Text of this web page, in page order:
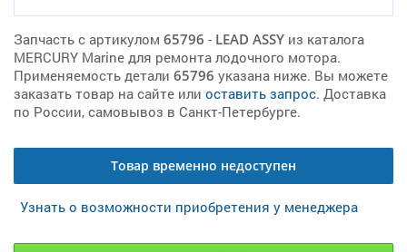
Запчасть с артикулом 65796 - LEAD ASSY из каталога
MERCURY Marine для ремонта лодочного мотора.
Применяемость детали 65796 указана ниже. Вы можете
заказать товар на сайте или оставить запрос. Доставка
по России, самовывоз в Санкт-Петербурге.
Товар временно недоступен
Узнать о возможности приобретения у менеджера